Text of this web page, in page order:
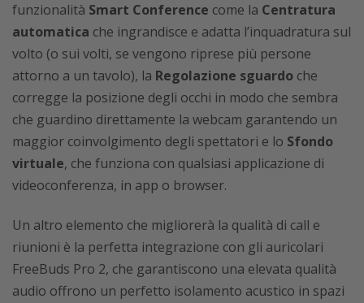
funzionalità Smart Conference come la Centratura
automatica che ingrandisce e adatta l’inquadratura sul
volto (o sui volti, se vengono riprese più persone
attorno a un tavolo), la Regolazione sguardo che
corregge la posizione degli occhi in modo che sembra
che guardino direttamente la webcam garantendo un
maggior coinvolgimento degli spettatori e lo Sfondo
virtuale, che funziona con qualsiasi applicazione di
videoconferenza, in app o browser.
Un altro elemento che migliorerà la qualità di call e
riunioni è la perfetta integrazione con gli auricolari
FreeBuds Pro 2, che garantiscono una elevata qualità
audio offrono un perfetto isolamento acustico in spazi